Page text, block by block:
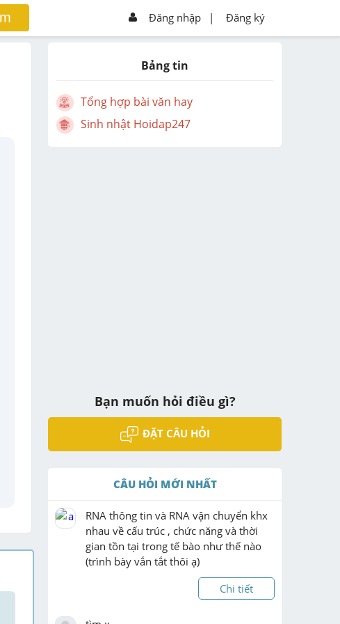
Đăng nhập | Đăng ký
Bảng tin
Tổng hợp bài văn hay
Sinh nhật Hoidap247
Bạn muốn hỏi điều gì?
ĐẶT CÂU HỎI
CÂU HỎI MỚI NHẤT
RNA thông tin và RNA vận chuyển khx
nhau về cấu trúc , chức năng và thời
gian tồn tại trong tế bào như thế nào
(trình bày vắn tắt thôi ạ)
Chi tiết